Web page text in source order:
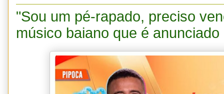
"Sou um pé-rapado, preciso
músico baiano que é